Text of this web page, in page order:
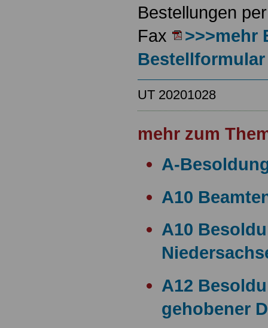
Bestellungen
Fax
>>>mehr
Bestellformular
UT 20201028
mehr zum
A-
A10
A10
A12
gehobener